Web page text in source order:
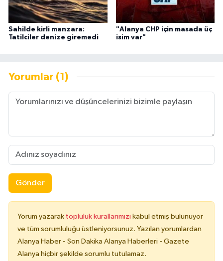
Sahilde kirli manzara:
Tatilciler denize giremedi
"Alanya CHP için masada üç
isim var"
Yorumlar (1)
Gönder
Yorum yazarak topluluk kurallarımızı kabul etmiş bulunuyor
ve tüm sorumluluğu üstleniyorsunuz. Yazılan yorumlardan
Alanya Haber - Son Dakika Alanya Haberleri - Gazete
Alanya hiçbir şekilde sorumlu tutulamaz.